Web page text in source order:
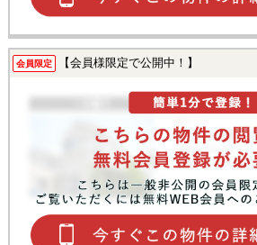
会員限定 【会員様限定で公開中！】